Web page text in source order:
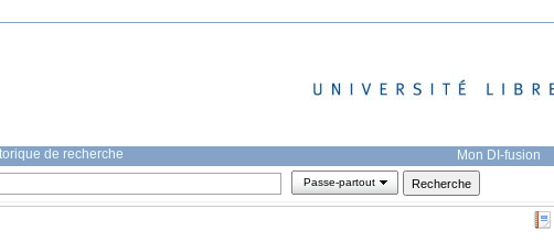
de recherche Mon DI-fusion
Passe-partout